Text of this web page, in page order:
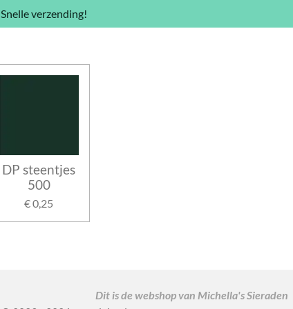
Snelle verzending!
DP steentjes
500
€ 0,25
Dit is de webshop van Michella's Sieraden